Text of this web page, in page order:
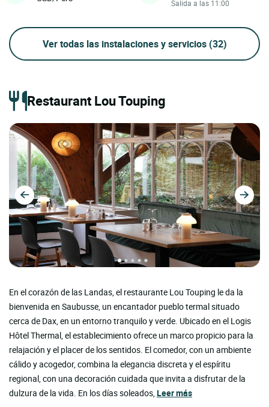
Salida a las 11:00
Ver todas las instalaciones y servicios (32)
Restaurant Lou Touping
En el corazón de las Landas, el restaurante Lou Touping le da la
bienvenida en Saubusse, un encantador pueblo termal situado
cerca de Dax, en un entorno tranquilo y verde. Ubicado en el Logis
Hôtel Thermal, el establecimiento ofrece un marco propicio para la
relajación y el placer de los sentidos. El comedor, con un ambiente
cálido y acogedor, combina la elegancia discreta y el espíritu
regional, con una decoración cuidada que invita a disfrutar de la
dulzura de la vida. En los días soleados, Leer más